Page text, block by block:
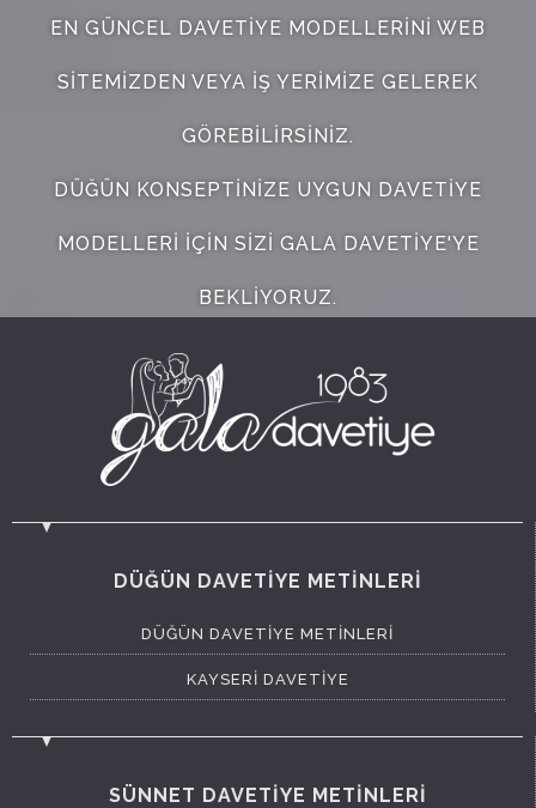
EN GÜNCEL DAVETIYE MODELLERINI WEB
SITEMIZDEN VEYA IŞ YERIMIZE GELEREK
GÖREBILIRSINIZ.
DÜĞÜN KONSEPTINIZE UYGUN DAVETIYE
MODELLERI IÇIN SIZI GALA DAVETIYE'YE
BEKLIYORUZ.
DÜĞÜN DAVETİYE METİNLERİ
DÜĞÜN DAVETİYE METİNLERİ
KAYSERİ DAVETİYE
SÜNNET DAVETİYE METİNLERİ